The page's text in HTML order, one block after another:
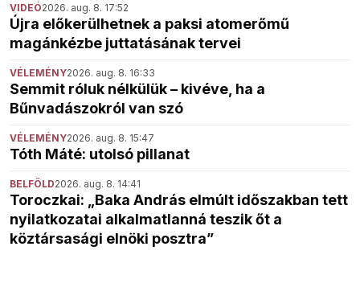
VIDEÓ2026. aug. 8. 17:52
Újra előkerülhetnek a paksi atomerőmű
magánkézbe juttatásának tervei
VÉLEMÉNY2026. aug. 8. 16:33
Semmit róluk nélkülük – kivéve, ha a
Bűnvadászokról van szó
VÉLEMÉNY2026. aug. 8. 15:47
Tóth Máté: utolsó pillanat
BELFÖLD2026. aug. 8. 14:41
Toroczkai: „Baka András elmúlt időszakban tett
nyilatkozatai alkalmatlanná teszik őt a
köztársasági elnöki posztra”